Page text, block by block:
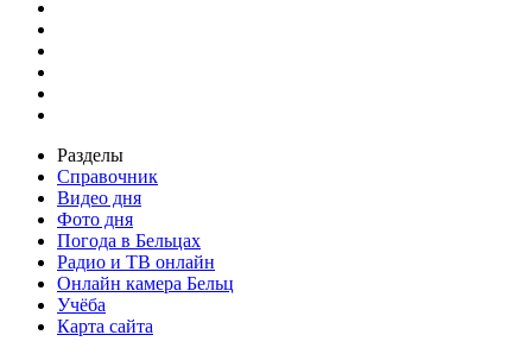
Разделы
Справочник
Видео дня
Фото дня
Погода в Бельцах
Радио и ТВ онлайн
Онлайн камера Бельц
Учёба
Карта сайта